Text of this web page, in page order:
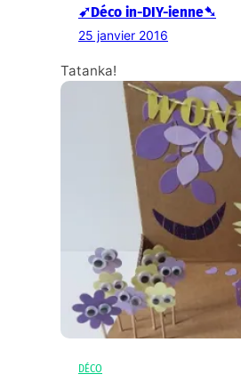
➹Déco in-DIY-ienne➷
25 janvier 2016
Tatanka!
DÉCO